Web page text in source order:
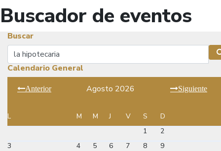
Buscador de eventos
Buscar
Buscar
Calendario General
Anterior Agosto 2026 Siguiente
L M M J V S
D
1
2
3
4 5 6 7 8
9